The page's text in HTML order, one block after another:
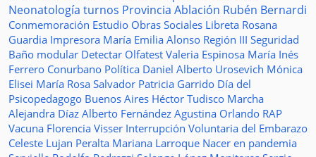
Neonatología turnos Provincia Ablación Rubén Bernardi
Conmemoración Estudio Obras Sociales Libreta Rosana
Guardia Impresora María Emilia Alonso Región III Seguridad
Baño modular Detectar Olfatest Valeria Espinosa María Inés
Ferrero Conurbano Política Daniel Alberto Urosevich Mónica
Elisei María Rosa Salvador Patricia Garrido Día del
Psicopedagogo Buenos Aires Héctor Tudisco Marcha
Alejandra Díaz Alberto Fernández Agustina Orlando RAP
Vacuna Florencia Visser Interrupción Voluntaria del Embarazo
Celeste Lujan Peralta Mariana Larroque Nacer en pandemia